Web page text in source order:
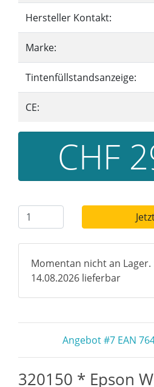
Hersteller Kontakt:
Marke:
Tintenfüllstandsanzeige:
CE:
CHF
Momentan nicht an Lager.
14.08.2026 lieferbar
Angebot #7 EAN
320150 * Epson